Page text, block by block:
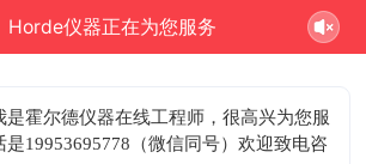
Horde仪器正在为您服务
是霍尔德仪器在线工程师，很高兴为您服
19953695778（微信同号）欢迎致电咨